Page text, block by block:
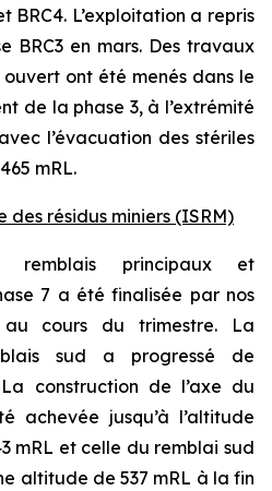
BRC4. L’exploitation a repris
BRC3 en mars. Des travaux
ont été menés dans le
de la phase 3, à l’extrémité
l’évacuation des stériles
mRL.
résidus miniers (ISRM)
remblais principaux et
7 a été finalisée par nos
au cours du trimestre. La
sud a progressé de
construction de l’axe du
achevée jusqu’à l’altitude
mRL et celle du remblai sud
altitude de 537 mRL à la fin